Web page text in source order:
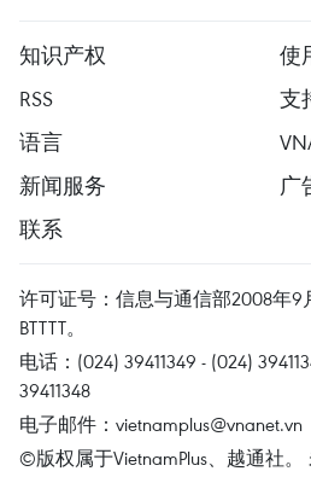
知识产权
使
RSS
支
语言
新闻服务
广
联系
许可证号：信息与通信部2008年9
BTTTT。
电话：(024) 39411349 - (024)
39411348
电子邮件： vietnamplus@vnanet.vn
©版权属于VietnamPlus、越通社